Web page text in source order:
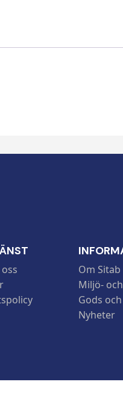
Om Sitab
Miljö-
Gods
Nyheter